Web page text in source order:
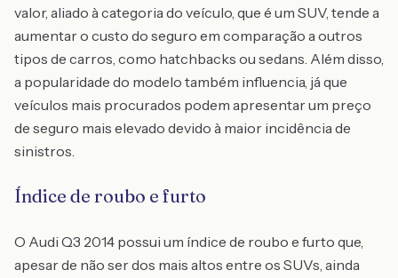
valor, aliado à categoria do veículo, que é um SUV, tende a
aumentar o custo do seguro em comparação a outros
tipos de carros, como hatchbacks ou sedans. Além disso,
a popularidade do modelo também influencia, já que
veículos mais procurados podem apresentar um preço
de seguro mais elevado devido à maior incidência de
sinistros.
Índice de roubo e furto
O Audi Q3 2014 possui um índice de roubo e furto que,
apesar de não ser dos mais altos entre os SUVs, ainda